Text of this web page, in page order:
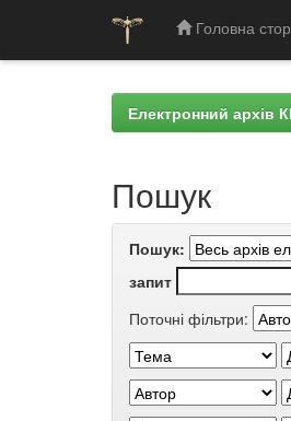
Головна
Електронний архів
Пошук
Пошук:
запит
Поточні фільтри: